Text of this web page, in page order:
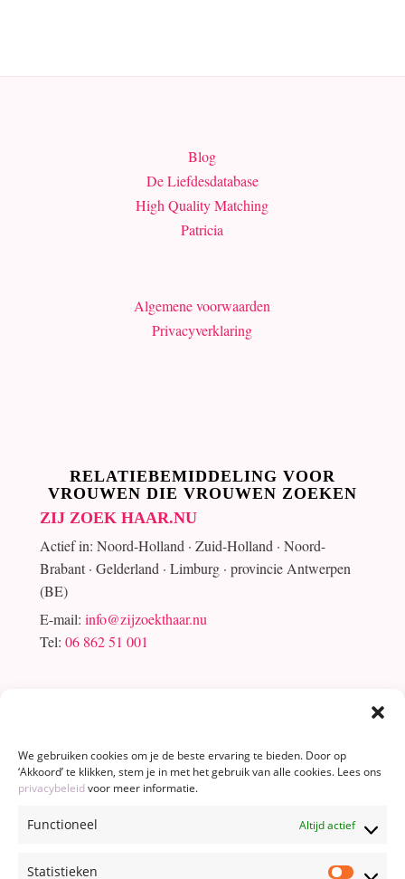
We gebruiken cookies om je de beste ervaring te bieden. Door op
‘Akkoord’ te klikken, stem je in met het gebruik van alle cookies. Lees ons
privacybeleidvoor meer informatie.
Functioneel Altijd actief
Statistieken
Blog
De Liefdesdatabase
High Quality Matching
Patricia
Algemene voorwaarden
Privacyverklaring
RELATIEBEMIDDELING VOOR
VROUWEN DIE VROUWEN ZOEKEN
ZIJ ZOEK HAAR.NU
Actief in: Noord-Holland · Zuid-Holland · Noord-
Brabant · Gelderland · Limburg · provincie Antwerpen
(BE)
E-mail: info@zijzoekthaar.nu
Tel: 06 862 51 001